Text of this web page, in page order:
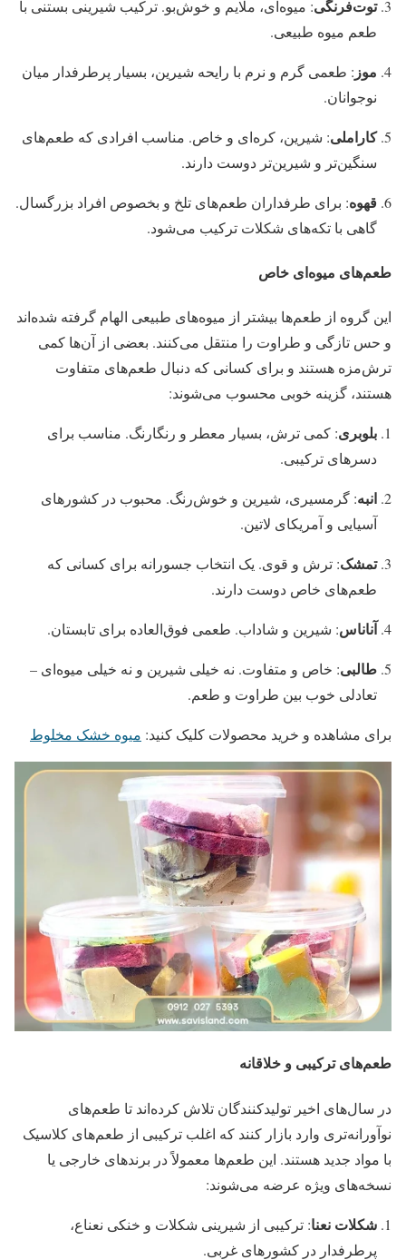
توت‌فرنگی: میوه‌ای، ملایم و خوش‌بو. ترکیب شیرینی بستنی با
طعم میوه طبیعی.
موز : طعمی گرم و نرم با رایحه شیرین، بسیار پرطرفدار میان
نوجوانان.
کاراملی: شیرین، کره‌ای و خاص. مناسب افرادی که طعم‌های
سنگین‌تر و شیرین‌تر دوست دارند.
قهوه: برای طرفداران طعم‌های تلخ و بخصوص افراد بزرگسال.
گاهی با تکه‌های شکلات ترکیب می‌شود.
طعم‌های میوه‌ای خاص
این گروه از طعم‌ها بیشتر از میوه‌های طبیعی الهام گرفته شده‌اند
و حس تازگی و طراوت را منتقل می‌کنند. بعضی از آن‌ها کمی
ترش‌مزه هستند و برای کسانی که دنبال طعم‌های متفاوت
هستند، گزینه خوبی محسوب می‌شوند:
بلوبری: کمی ترش، بسیار معطر و رنگارنگ. مناسب برای
دسرهای ترکیبی.
انبه: گرمسیری، شیرین و خوش‌رنگ. محبوب در کشورهای
آسیایی و آمریکای لاتین.
تمشک: ترش و قوی. یک انتخاب جسورانه برای کسانی که
طعم‌های خاص دوست دارند.
آناناس: شیرین و شاداب. طعمی فوق‌العاده برای تابستان.
طالبی: خاص و متفاوت. نه خیلی شیرین و نه خیلی میوه‌ای –
تعادلی خوب بین طراوت و طعم.
برای مشاهده و خرید محصولات کلیک کنید: میوه خشک مخلوط
طعم‌های ترکیبی و خلاقانه
در سال‌های اخیر تولیدکنندگان تلاش کرده‌اند تا طعم‌های
نوآورانه‌تری وارد بازار کنند که اغلب ترکیبی از طعم‌های کلاسیک
با مواد جدید هستند. این طعم‌ها معمولاً در برندهای خارجی یا
نسخه‌های ویژه عرضه می‌شوند:
شکلات نعنا: ترکیبی از شیرینی شکلات و خنکی نعناع،
پرطرفدار در کشورهای غربی.